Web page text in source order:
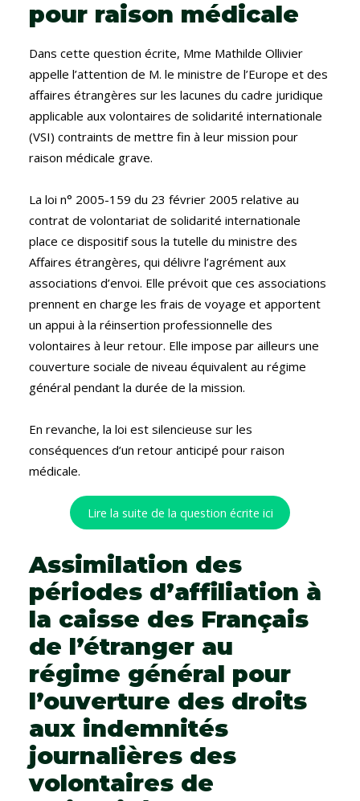
pour raison médicale
Dans cette question écrite, Mme Mathilde Ollivier
appelle l’attention de M. le ministre de l’Europe et des
affaires étrangères sur les lacunes du cadre juridique
applicable aux volontaires de solidarité internationale
(VSI) contraints de mettre fin à leur mission pour
raison médicale grave.
La loi n° 2005-159 du 23 février 2005 relative au
contrat de volontariat de solidarité internationale
place ce dispositif sous la tutelle du ministre des
Affaires étrangères, qui délivre l’agrément aux
associations d’envoi. Elle prévoit que ces associations
prennent en charge les frais de voyage et apportent
un appui à la réinsertion professionnelle des
volontaires à leur retour. Elle impose par ailleurs une
couverture sociale de niveau équivalent au régime
général pendant la durée de la mission.
En revanche, la loi est silencieuse sur les
conséquences d’un retour anticipé pour raison
médicale.
Lire la suite de la question écrite ici
Assimilation des
périodes d’affiliation à
la caisse des Français
de l’étranger au
régime général pour
l’ouverture des droits
aux indemnités
journalières des
volontaires de